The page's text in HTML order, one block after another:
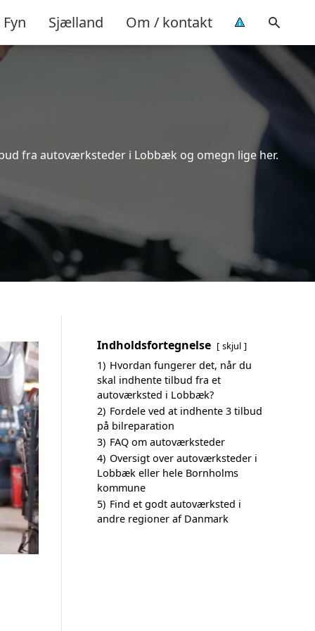
Fyn Sjælland Om / kontakt
fra autoværksteder i Lobbæk og omegn lige her.
Indholdsfortegnelse skjul
1) Hvordan fungerer det, når du
skal indhente tilbud fra et
autoværksted i Lobbæk?
2) Fordele ved at indhente 3 tilbud
på bilreparation
3) FAQ om autoværksteder
4) Oversigt over autoværksteder i
Lobbæk eller hele Bornholms
kommune
5) Find et godt autoværksted i
andre regioner af Danmark